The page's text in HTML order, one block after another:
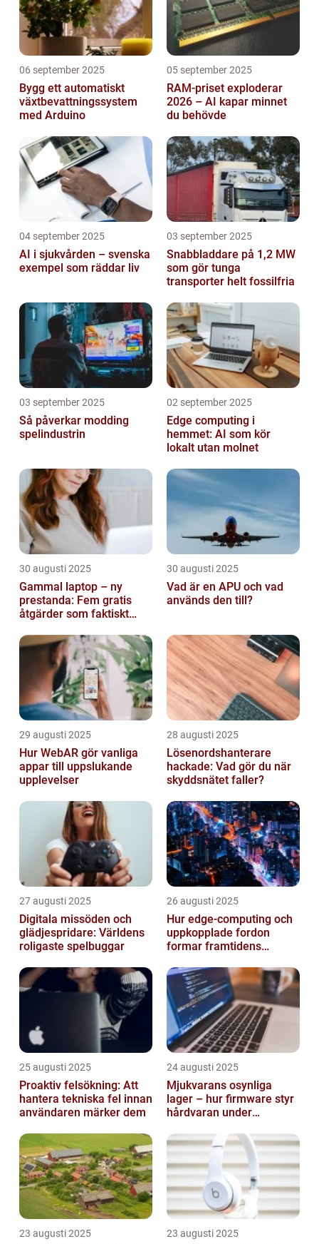
06 september 2025
Bygg ett automatiskt
växtbevattningssystem
med Arduino
05 september 2025
RAM-priset exploderar
2026 – AI kapar minnet
du behövde
04 september 2025
AI i sjukvården – svenska
exempel som räddar liv
03 september 2025
Snabbladdare på 1,2 MW
som gör tunga
transporter helt fossilfria
03 september 2025
Så påverkar modding
spelindustrin
02 september 2025
Edge computing i
hemmet: AI som kör
lokalt utan molnet
30 augusti 2025
Gammal laptop – ny
prestanda: Fem gratis
åtgärder som faktiskt
30 augusti 2025
Vad är en APU och vad
används den till?
29 augusti 2025
Hur WebAR gör vanliga
appar till uppslukande
upplevelser
28 augusti 2025
Lösenordshanterare
hackade: Vad gör du när
skyddsnätet faller?
27 augusti 2025
Digitala missöden och
glädjespridare: Världens
roligaste spelbuggar
26 augusti 2025
Hur edge‑computing och
uppkopplade fordon
formar framtidens
25 augusti 2025
Proaktiv felsökning: Att
hantera tekniska fel innan
användaren märker dem
24 augusti 2025
Mjukvarans osynliga
lager – hur firmware styr
hårdvaran under
23 augusti 2025 23 augusti 2025